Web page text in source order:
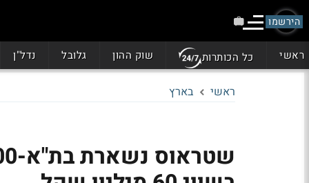
הירשמו
ראשי כל הכותרות שוק ההון גלובל נדל"ן
ראשי בארץ